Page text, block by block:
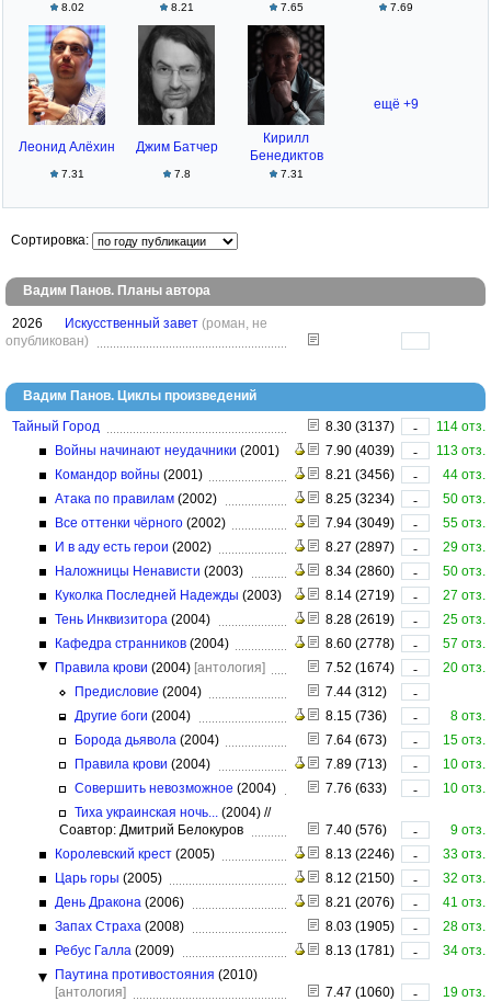
8.02 8.21 7.65 7.69
Леонид Алёхин
7.31
Джим Батчер
7.8
Кирилл
Бенедиктов
7.31
ещё +9
Сортировка:
Вадим Панов. Планы автора
2026 Искусственный завет (роман, не
опубликован)
Вадим Панов. Циклы произведений
Тайный Город
8.30 (3137) -
114 отз.
Войны начинают неудачники (2001) 7.90 (4039) -
113 отз.
Командор войны (2001) 8.21 (3456) -
44 отз.
Атака по правилам (2002) 8.25 (3234) -
50 отз.
Все оттенки чёрного (2002) 7.94 (3049) -
55 отз.
И в аду есть герои (2002) 8.27 (2897) -
29 отз.
Наложницы Ненависти (2003) 8.34 (2860) -
50 отз.
Куколка Последней Надежды (2003) 8.14 (2719) -
27 отз.
Тень Инквизитора (2004) 8.28 (2619) -
25 отз.
Кафедра странников (2004) 8.60 (2778) -
57 отз.
Правила крови (2004) [антология] 7.52 (1674) -
20 отз.
Предисловие (2004) 7.44 (312)
-
Другие боги (2004) 8.15 (736) -
8 отз.
Борода дьявола (2004) 7.64 (673) -
15 отз.
Правила крови (2004) 7.89 (713) -
10 отз.
Совершить невозможное (2004) 7.76 (633) -
10 отз.
Тиха украинская ночь... (2004) //
Соавтор: Дмитрий Белокуров
7.40 (576) -
9 отз.
Королевский крест (2005) 8.13 (2246) -
33 отз.
Царь горы (2005) 8.12 (2150) -
32 отз.
День Дракона (2006) 8.21 (2076) -
41 отз.
Запах Страха (2008) 8.03 (1905) -
28 отз.
Ребус Галла (2009) 8.13 (1781) -
34 отз.
Паутина противостояния (2010)
[антология]
7.47 (1060) - 19 отз.